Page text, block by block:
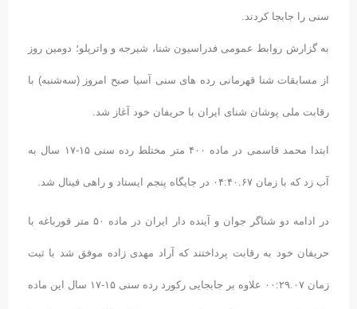
سنی را جابجا کردند.
به گزارش روابط عمومی فدراسیون شنا، شیرجه و واترپلو؛ دومین روز
از مسابقات شنا قهرمانی رده های سنی آسیا صبح امروز (سه‌شنبه) با
رقابت ملی پوشان شنای ایران با حریفان خود آغاز شد.
ابتدا محمد قاسمی در ماده ۴۰۰ متر مختلط رده سنی ۱۵-۱۷ سال به
آب زد که با زمان ۰۴:۴۰.۶۷ در جایگاه پنجم ایستاد و راهی فینال شد.
در ادامه دو شناگر جوان و آینده دار ایران در ماده ۵۰ متر قورباغه با
حریفان خود به رقابت پرداختند که آراد مهدی زاده موفق شد با ثبت
زمان ۰۰:۲۹.۰۷ علاوه بر جابجایی رکورد رده سنی ۱۵-۱۷ سال این ماده